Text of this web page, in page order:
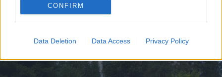
CONFIRM
Data Deletion Data Access Privacy Policy